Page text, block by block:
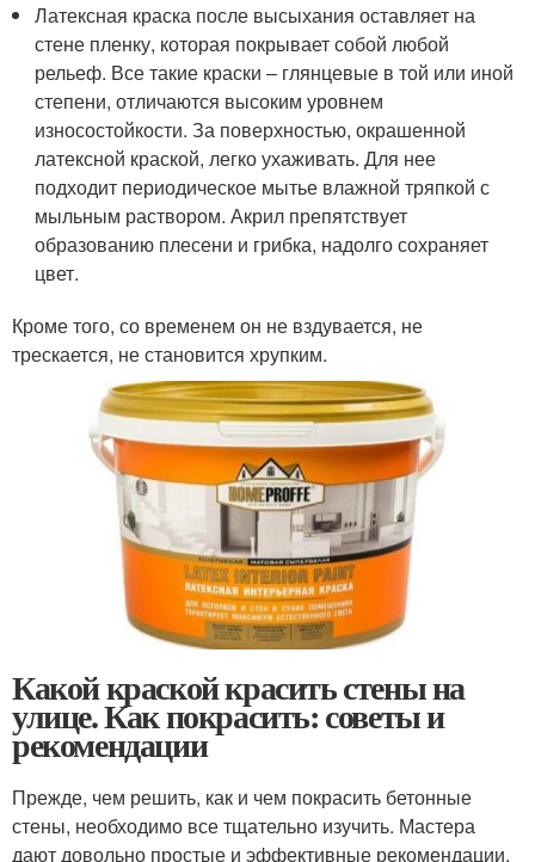
Латексная краска после высыхания оставляет на
стене пленку, которая покрывает собой любой
рельеф. Все такие краски – глянцевые в той или иной
степени, отличаются высоким уровнем
износостойкости. За поверхностью, окрашенной
латексной краской, легко ухаживать. Для нее
подходит периодическое мытье влажной тряпкой с
мыльным раствором. Акрил препятствует
образованию плесени и грибка, надолго сохраняет
цвет.
Кроме того, со временем он не вздувается, не
трескается, не становится хрупким.
Какой краской красить стены на
улице. Как покрасить: советы и
рекомендации
Прежде, чем решить, как и чем покрасить бетонные
стены, необходимо все тщательно изучить. Мастера
дают довольно простые и эффективные рекомендации,